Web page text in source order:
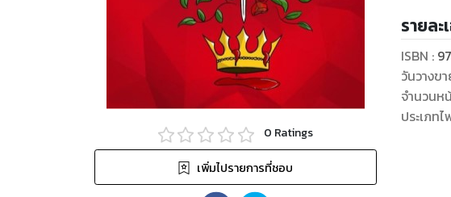
0 Ratings
เพิ่มไปรายการที่ชอบ
รายละ
ISBN :
วันวางข
จำนวนห
ประเภท